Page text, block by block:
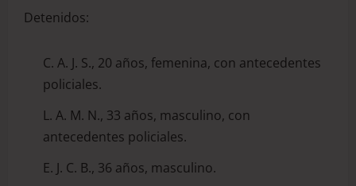
Detenidos:
C. A. J. S., 20 años, femenina, con antecedentes
policiales.
L. A. M. N., 33 años, masculino, con
antecedentes policiales.
E. J. C. B., 36 años, masculino.